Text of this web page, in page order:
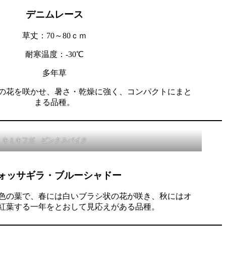
デニムレース
草丈：70～80ｃｍ
耐寒温度：-30℃
多年草
花を咲かせ、暑さ・乾燥に強く、コンパクトにまと
まる品種。
キミキフガ ピンクスパイク
ッサギラ・ブルーシャドー
の葉で、春には白いブラシ状の花が咲き、秋にはオ
葉する一年をとおして見応えがある品種。